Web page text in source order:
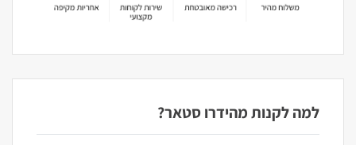
למה לקנות מהידרו סטאר?